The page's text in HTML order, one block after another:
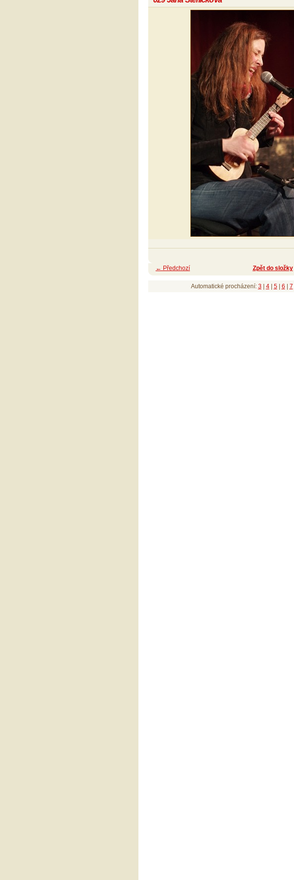
← Předchozí Zpět do složky
Automatické procházení: 3| 4| 5| 6 7